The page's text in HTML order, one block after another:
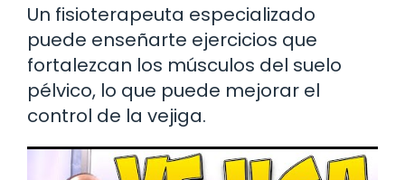
Un fisioterapeuta especializado
puede enseñarte ejercicios que
fortalezcan los músculos del suelo
pélvico, lo que puede mejorar el
control de la vejiga.